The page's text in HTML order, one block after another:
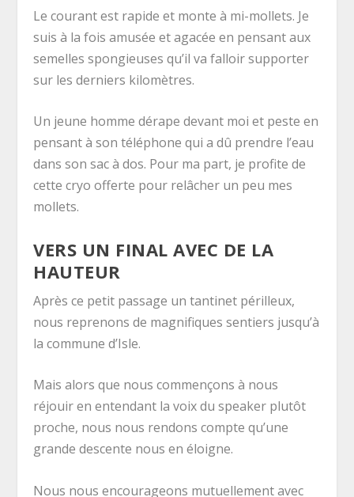
Le courant est rapide et monte à mi-mollets. Je
suis à la fois amusée et agacée en pensant aux
semelles spongieuses qu’il va falloir supporter
sur les derniers kilomètres.
Un jeune homme dérape devant moi et peste en
pensant à son téléphone qui a dû prendre l’eau
dans son sac à dos. Pour ma part, je profite de
cette cryo offerte pour relâcher un peu mes
mollets.
VERS UN FINAL AVEC DE LA
HAUTEUR
Après ce petit passage un tantinet périlleux,
nous reprenons de magnifiques sentiers jusqu’à
la commune d’Isle.
Mais alors que nous commençons à nous
réjouir en entendant la voix du speaker plutôt
proche, nous nous rendons compte qu’une
grande descente nous en éloigne.
Nous nous encourageons mutuellement avec